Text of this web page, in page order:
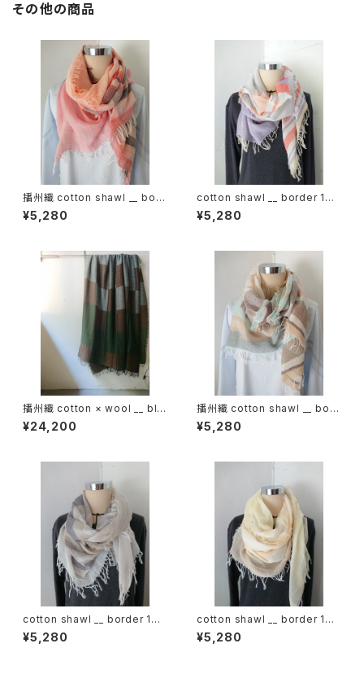
その他の商品
播州織 cotton shawl __ bord
er 160 夕映w
¥5,280
cotton shawl __ border 160
倒景w
¥5,280
播州織 cotton × wool __ blo
ck 220-120 狭霧GK
¥24,200
播州織 cotton shawl __ bord
er 160 啓蟄w
¥5,280
cotton shawl __ border 160
鳴砂w
¥5,280
cotton shawl __ border 160
春陽w
¥5,280